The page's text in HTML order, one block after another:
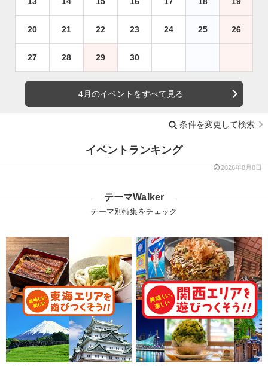
20 21 22 23 24 25 26
27 28 29 30
4月のイベントをすべて見る
条件を変更して検索
イベントランキング
2026年8月8日
テーマWalker
テーマ別特集をチェック